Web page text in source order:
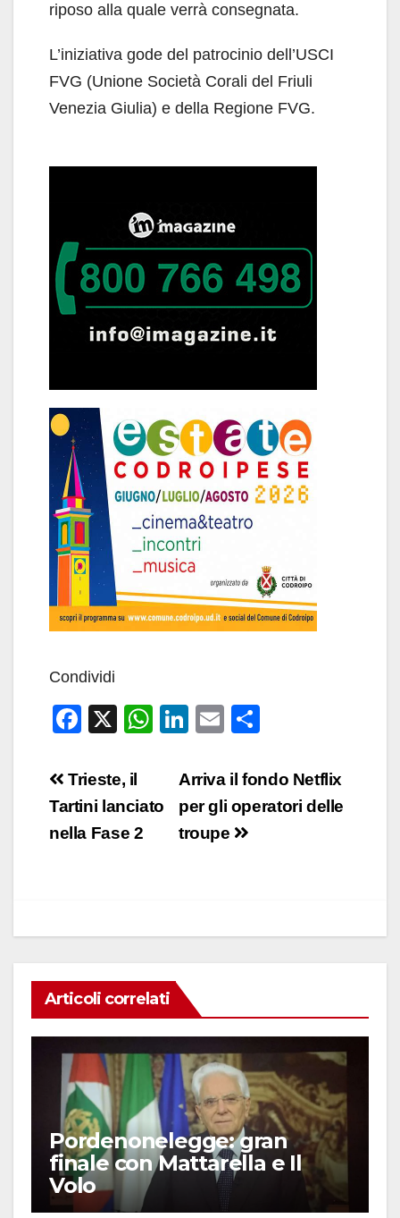
riposo alla quale verrà consegnata.
L’iniziativa gode del patrocinio dell’USCI
FVG (Unione Società Corali del Friuli
Venezia Giulia) e della Regione FVG.
Condividi
F
c
e
b
X
W
s
Li
k
e
dI
E
ail n
di
Navigazione
articoli
Arriva il fondo Netflix
per gli operatori delle
troupe
Trieste, il
Tartini lanciato
nella Fase 2
Articoli correlati
Pordenonelegge: gran
finale con Mattarella e Il
Volo